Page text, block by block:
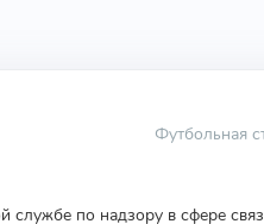
Футбольная
службе по надзору в сфере